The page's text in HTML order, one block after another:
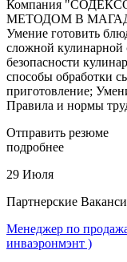
Компания
МЕТОДОМ В
Умение готовить
сложной кулинарной
безопасности
способы обработки
приготовление;
Правила и нормы
Отправить резюме
подробнее
29 Июля
Партнерские
Менеджер по
инваэронмэнт )